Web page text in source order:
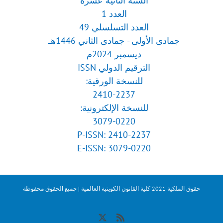
العدد 1
العدد التسلسلي 49
جمادى الأولى - جمادى الثاني 1446هـ
ديسمبر 2024م
الترقيم الدولي ISSN
للنسخة الورقية:
2410-2237
للنسخة الإلكترونية:
3079-0220
P-ISSN: 2410-2237
E-ISSN: 3079-0220
حقوق الملكية 2021 كلية القانون الكويتية العالمية | جميع الحقوق محفوظة
Rss
X